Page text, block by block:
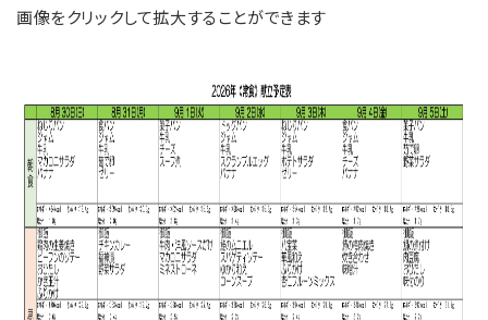
画像をクリックして拡大することができます